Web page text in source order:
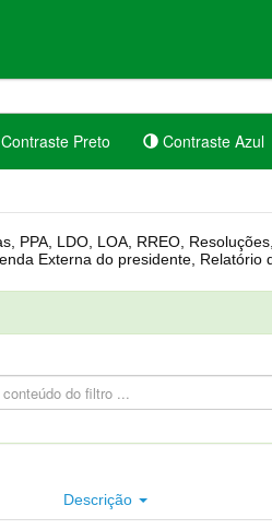
Contraste Preto Contraste Azul
Descrição